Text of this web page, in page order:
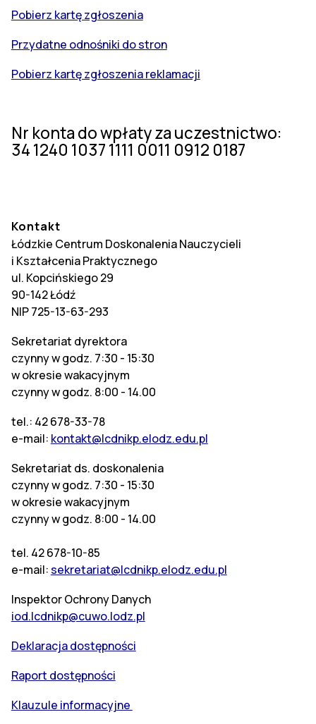
Pobierz kartę zgłoszenia
Przydatne odnośniki do stron
Pobierz kartę zgłoszenia reklamacji
Nr konta do wpłaty za uczestnictwo:
34 1240 1037 1111 0011 0912 0187
Kontakt
Łódzkie Centrum Doskonalenia Nauczycieli
i Kształcenia Praktycznego
ul. Kopcińskiego 29
90-142 Łódź
NIP 725-13-63-293
Sekretariat dyrektora
czynny w godz. 7:30 - 15:30
w okresie wakacyjnym
czynny w godz. 8:00 - 14.00
tel.: 42 678-33-78
e-mail: kontakt@lcdnikp.elodz.edu.pl
Sekretariat ds. doskonalenia
czynny w godz. 7:30 - 15:30
w okresie wakacyjnym
czynny w godz. 8:00 - 14.00
tel. 42 678-10-85
e-mail:sekretariat@lcdnikp.elodz.edu.pl
Inspektor Ochrony Danych
iod.lcdnikp@cuwo.lodz.pl
Deklaracja dostępności
Raport dostępności
Klauzule informacyjne